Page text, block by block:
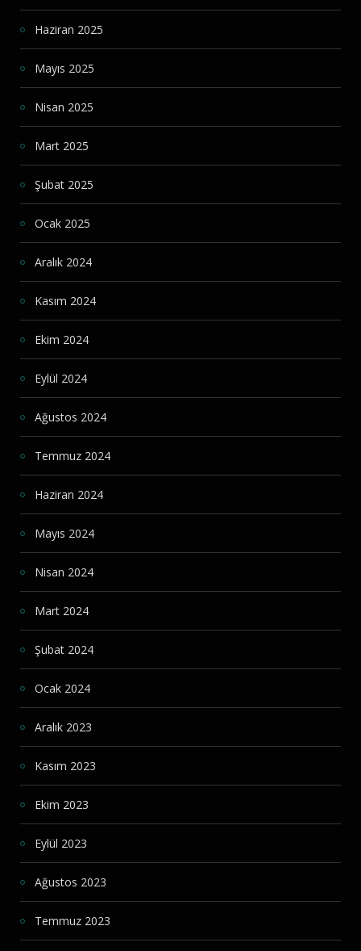
Haziran 2025
Mayıs 2025
Nisan 2025
Mart 2025
Şubat 2025
Ocak 2025
Aralık 2024
Kasım 2024
Ekim 2024
Eylül 2024
Ağustos 2024
Temmuz 2024
Haziran 2024
Mayıs 2024
Nisan 2024
Mart 2024
Şubat 2024
Ocak 2024
Aralık 2023
Kasım 2023
Ekim 2023
Eylül 2023
Ağustos 2023
Temmuz 2023